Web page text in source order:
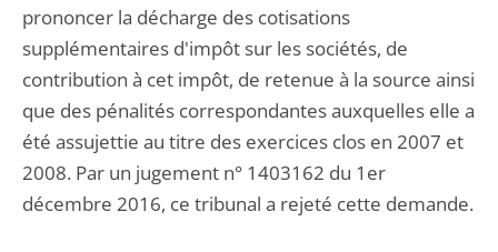
prononcer la décharge des cotisations
supplémentaires d'impôt sur les sociétés, de
contribution à cet impôt, de retenue à la source ainsi
que des pénalités correspondantes auxquelles elle a
été assujettie au titre des exercices clos en 2007 et
2008. Par un jugement n° 1403162 du 1er
décembre 2016, ce tribunal a rejeté cette demande.